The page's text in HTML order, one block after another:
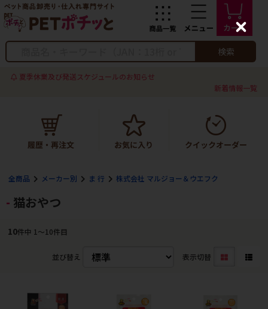
検索
夏季休業及び発送スケジュールのお知らせ
新着情報一覧
全商品 メーカー別 ま 行 株式会社 マルジョー＆ウエフク
猫おやつ
10件中 1〜10件目
並び替え 表示切替
C
l
s